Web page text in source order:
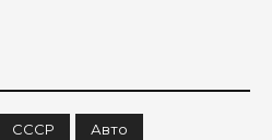
СССР Авто